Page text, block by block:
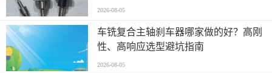
本地实力企业优选参考
2026-08-05
车铣复合主轴刹车器哪家做的好？高刚
性、高响应选型避坑指南
2026-08-05